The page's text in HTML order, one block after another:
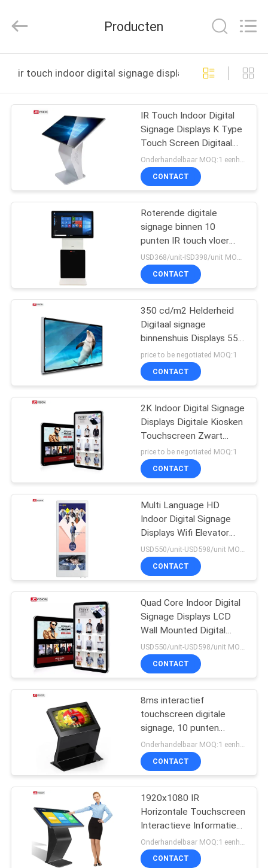
PRODUCTEN
OVER
FABRIEKSTOCHT
KWALITEITSCONTROLE
CONTACT
NIEUWS
GEVALLEN
VRAAG
EEN
OFFERTE
SITEMAP
PRIVACYBELEID
Technology
Rights
Producten
ir touch indoor digital signage displays online fabricage
IR Touch Indoor Digital
Signage Displays K Type
Touch Screen Digitaal
Kiosk
Onderhandelbaar MOQ:1 eenheid
CONTACT
Roterende digitale
signage binnen 10
punten IR touch vloer
stand advertentie display
CONTACT
350 cd/m2 Helderheid
Digitaal signage
binnenshuis Displays 55
inch touchscreen Digitaal
signage
price to be negotiated MOQ:1
CONTACT
2K Indoor Digital Signage
Displays Digitale Kiosken
Touchscreen Zwart
Zilveren Frame
price to be negotiated MOQ:1
CONTACT
Multi Language HD
Indoor Digital Signage
Displays Wifi Elevator
Signage Display
USD550/unit-USD598/unit MOQ:1 eenheid
CONTACT
Quad Core Indoor Digital
Signage Displays LCD
Wall Mounted Digital
Signage
CONTACT
8ms interactief
touchscreen digitale
signage, 10 punten
standalone digitale
signage
CONTACT
1920x1080 IR
Horizontale Touchscreen
Interactieve Informatie
Kiosk
CONTACT